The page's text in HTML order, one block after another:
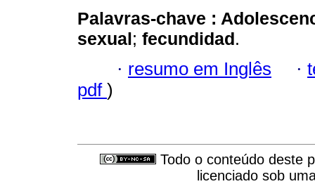
Palavras-chave :
sexual; fecundidad.
· resumo em Inglês ·
pdf )
Todo o conteúdo deste
licenciado sob